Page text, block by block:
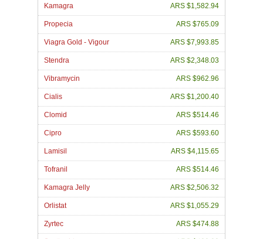
Kamagra ARS $1,582.94
Propecia ARS $765.09
Viagra Gold - Vigour ARS $7,993.85
Stendra ARS $2,348.03
Vibramycin ARS $962.96
Cialis ARS $1,200.40
Clomid ARS $514.46
Cipro ARS $593.60
Lamisil ARS $4,115.65
Tofranil ARS $514.46
Kamagra Jelly ARS $2,506.32
Orlistat ARS $1,055.29
Zyrtec ARS $474.88